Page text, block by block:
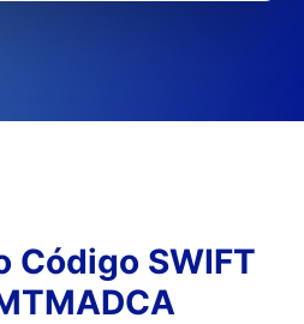
Código SWIFT